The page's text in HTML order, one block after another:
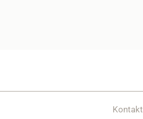
Kontakt